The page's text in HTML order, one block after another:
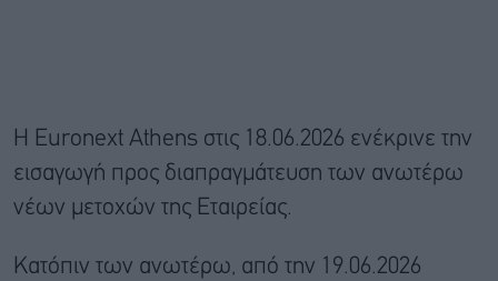
H Euronext Athens στις 18.06.2026 ενέκρινε την
εισαγωγή προς διαπραγμάτευση των ανωτέρω
νέων μετοχών της Εταιρείας.
Κατόπιν των ανωτέρω, από την 19.06.2026